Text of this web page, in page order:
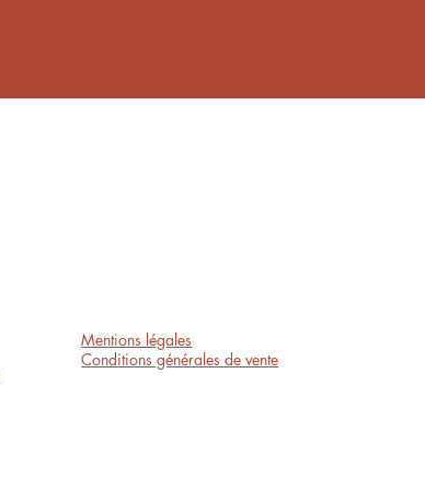
Mentions légales
Conditions générales de vente